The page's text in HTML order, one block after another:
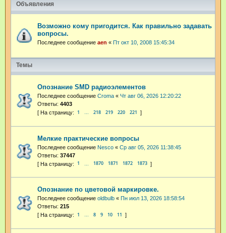
Объявления
Возможно кому пригодится. Как правильно задавать
вопросы.
Последнее сообщение aen « Пт окт 10, 2008 15:45:34
Темы
Опознание SMD радиоэлементов
Последнее сообщение Croma « Чт авг 06, 2026 12:20:22
Ответы: 4403
1 … 218 219 220 221
Мелкие практические вопросы
Последнее сообщение Nesco « Ср авг 05, 2026 11:38:45
Ответы: 37447
1 1870 1871 1872 1873
Опознание по цветовой маркировке.
Последнее сообщение oldbulb « Пн июл 13, 2026 18:58:54
Ответы: 215
1 … 8 9 10 11